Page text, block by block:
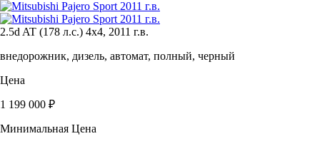
2.5d AT (178 л.с.) 4x4, 2011 г.в.
внедорожник, дизель, автомат, полный, черный
Цена
1 199 000 ₽
Минимальная Цена